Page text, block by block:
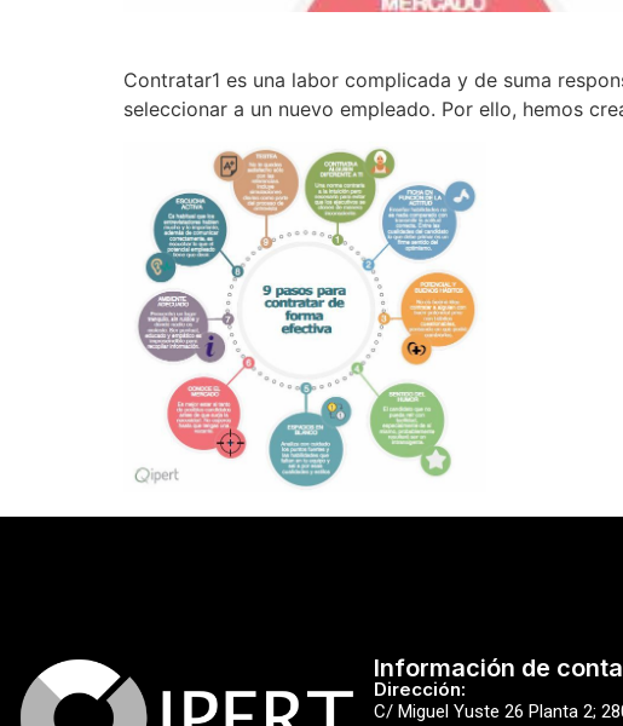
Contratar1 es una labor complicada y de suma
seleccionar a un nuevo empleado. Por ello, hemos
Información de
Dirección:
C/ Miguel Yuste 26 Planta 2;